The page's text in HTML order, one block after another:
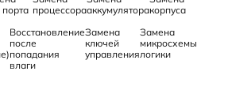
порта процессорааккумуляторакорпуса
Восстановление
после
попадания
влаги
Замена
ключей
управления
Замена
микросхемы
логики